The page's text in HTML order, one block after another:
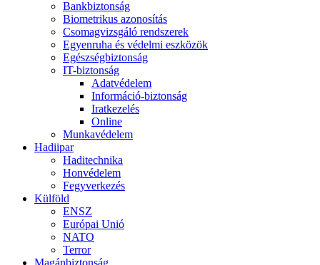
Bankbiztonság
Biometrikus azonosítás
Csomagvizsgáló rendszerek
Egyenruha és védelmi eszközök
Egészségbiztonság
IT-biztonság
Adatvédelem
Információ-biztonság
Iratkezelés
Online
Munkavédelem
Hadiipar
Haditechnika
Honvédelem
Fegyverkezés
Külföld
ENSZ
Európai Unió
NATO
Terror
Magánbiztonság